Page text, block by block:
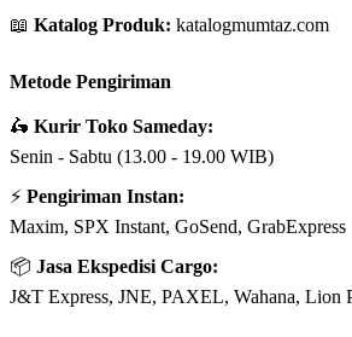
📖 Katalog Produk: katalogmumtaz.com
Metode Pengiriman
🛵 Kurir Toko Sameday:
Senin - Sabtu (13.00 - 19.00 WIB)
⚡ Pengiriman Instan:
Maxim, SPX Instant, GoSend, GrabExpress
📦 Jasa Ekspedisi Cargo:
J&T Express, JNE, PAXEL, Wahana, Lion